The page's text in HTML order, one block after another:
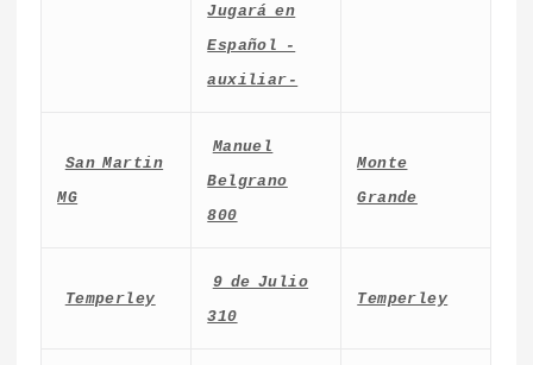
Jugará en
Español -
auxiliar-
San Martin
MG
Manuel
Belgrano
800
Monte
Grande
Temperley
9 de Julio
310
Temperley